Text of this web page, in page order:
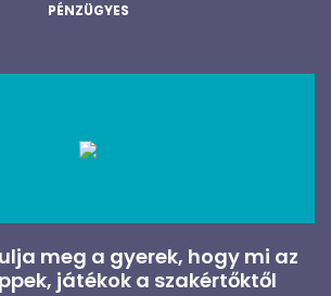
PÉNZÜGYES
meg a gyerek, hogy mi az
játékok a szakértőktől